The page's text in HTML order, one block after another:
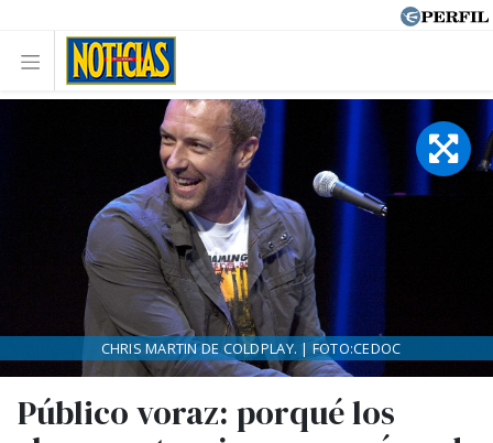
Público voraz: porqué los
CHRIS MARTIN DE COLDPLAY. | FOTO:CEDOC